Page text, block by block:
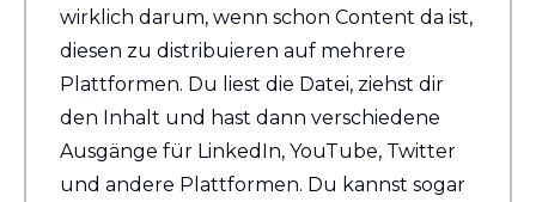
wirklich darum, wenn schon Content da ist,
diesen zu distribuieren auf mehrere
Plattformen. Du liest die Datei, ziehst dir
den Inhalt und hast dann verschiedene
Ausgänge für LinkedIn, YouTube, Twitter
und andere Plattformen. Du kannst sogar